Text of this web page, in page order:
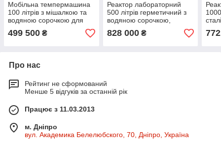
Мобільна темпермашина
100 літрів з мішалкою та
водяною сорочкою для
плавлення шоколадних
мас
499 500 ₴
Реактор лабораторний
500 літрів герметичний з
водяною сорочкою,
мішалкою та
гомогенізатором
828 000₴
Про нас
Рейтинг не сформований
Менше 5 відгуків за останній рік
Працює з 11.03.2013
м. Дніпро
вул. Академика Белелюбского, 70, Дніпро, Україна